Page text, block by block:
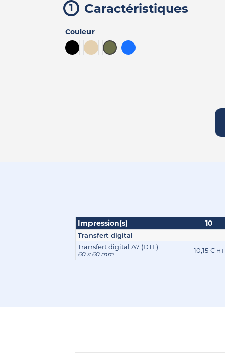
Caractéristiques
Couleur
Noir
Beige Kaki Bleu
Impression(s) 10
Transfert digital
Transfert digital A7 (DTF)
60 x 60 mm 10,15 € HT